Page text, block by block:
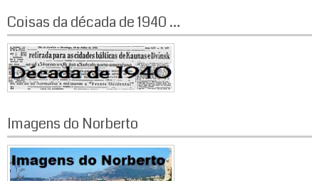
Coisas da década de 1940 …
Imagens do Norberto